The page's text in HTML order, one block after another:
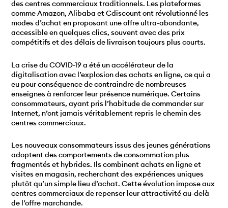
des centres commerciaux traditionnels. Les plateformes
comme Amazon, Alibaba et Cdiscount ont révolutionné les
modes d’achat en proposant une offre ultra-abondante,
accessible en quelques clics, souvent avec des prix
compétitifs et des délais de livraison toujours plus courts.
La crise du COVID-19 a été un accélérateur de la
digitalisation avec l’explosion des achats en ligne, ce qui a
eu pour conséquence de contraindre de nombreuses
enseignes à renforcer leur présence numérique. Certains
consommateurs, ayant pris l’habitude de commander sur
Internet, n’ont jamais véritablement repris le chemin des
centres commerciaux.
Les nouveaux consommateurs issus des jeunes générations
adoptent des comportements de consommation plus
fragmentés et hybrides. Ils combinent achats en ligne et
visites en magasin, recherchant des expériences uniques
plutôt qu’un simple lieu d’achat. Cette évolution impose aux
centres commerciaux de repenser leur attractivité au-delà
de l’offre marchande.